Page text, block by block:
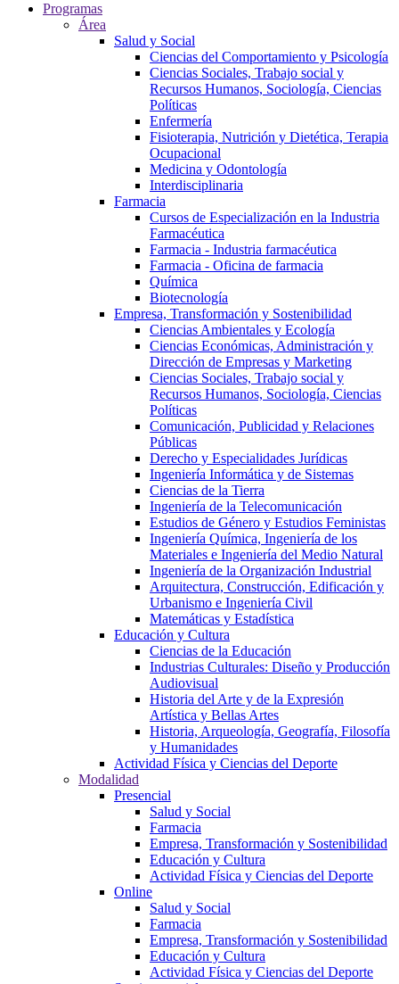
Programas
Área
Salud y Social
Ciencias del Comportamiento y Psicología
Ciencias Sociales, Trabajo social y
Recursos Humanos, Sociología, Ciencias
Políticas
Enfermería
Fisioterapia, Nutrición y Dietética, Terapia
Ocupacional
Medicina y Odontología
Interdisciplinaria
Farmacia
Cursos de Especialización en la Industria
Farmacéutica
Farmacia - Industria farmacéutica
Farmacia - Oficina de farmacia
Química
Biotecnología
Empresa, Transformación y Sostenibilidad
Ciencias Ambientales y Ecología
Ciencias Económicas, Administración y
Dirección de Empresas y Marketing
Ciencias Sociales, Trabajo social y
Recursos Humanos, Sociología, Ciencias
Políticas
Comunicación, Publicidad y Relaciones
Públicas
Derecho y Especialidades Jurídicas
Ingeniería Informática y de Sistemas
Ciencias de la Tierra
Ingeniería de la Telecomunicación
Estudios de Género y Estudios Feministas
Ingeniería Química, Ingeniería de los
Materiales e Ingeniería del Medio Natural
Ingeniería de la Organización Industrial
Arquitectura, Construcción, Edificación y
Urbanismo e Ingeniería Civil
Matemáticas y Estadística
Educación y Cultura
Ciencias de la Educación
Industrias Culturales: Diseño y Producción
Audiovisual
Historia del Arte y de la Expresión
Artística y Bellas Artes
Historia, Arqueología, Geografía, Filosofía
y Humanidades
Actividad Física y Ciencias del Deporte
Modalidad
Presencial
Salud y Social
Farmacia
Empresa, Transformación y Sostenibilidad
Educación y Cultura
Actividad Física y Ciencias del Deporte
Online
Salud y Social
Farmacia
Empresa, Transformación y Sostenibilidad
Educación y Cultura
Actividad Física y Ciencias del Deporte